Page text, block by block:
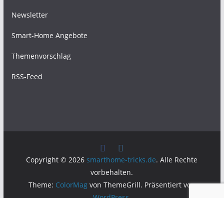
Newsletter
Smart-Home Angebote
Themenvorschlag
RSS-Feed
Copyright © 2026 smarthome-tricks.de. Alle Rechte
vorbehalten.
Theme: ColorMagvon ThemeGrill. Präsentiert von